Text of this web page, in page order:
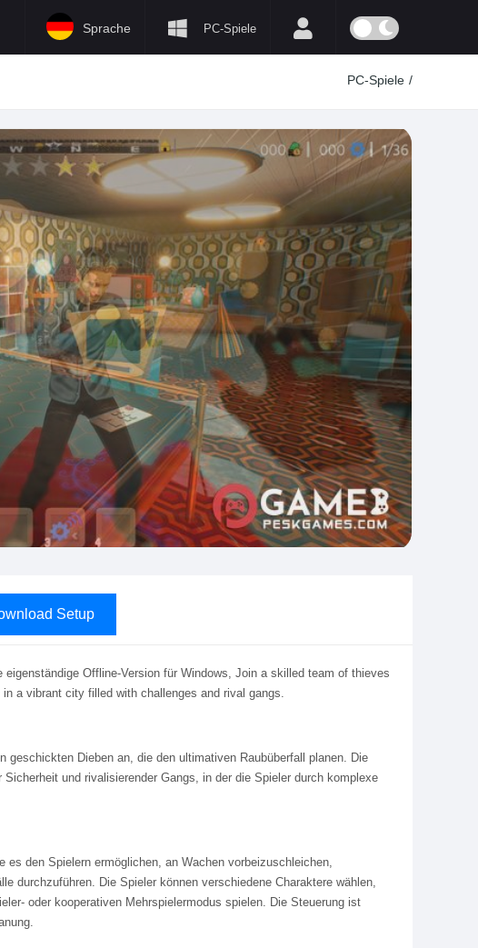
PC-Spiele
Sprache
PC-Spiele/
Setup
Offline-Version für Windows, Join a skilled team of thieves
a vibrant city filled with challenges and rival gangs.
Dieben an, die den ultimativen Raubüberfall planen. Die
und rivalisierender Gangs, in der die Spieler durch komplexe
den Spielern ermöglichen, an Wachen vorbeizuschleichen,
durchzuführen. Die Spieler können verschiedene Charaktere wählen,
oder kooperativen Mehrspielermodus spielen. Die Steuerung ist